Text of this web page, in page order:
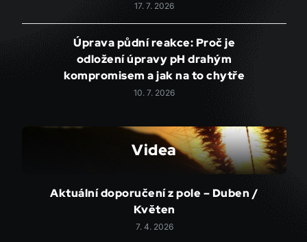
17. 7. 2026
Úprava půdní reakce: Proč je
odložení úpravy pH drahým
kompromisem a jak na to chytře
10. 7. 2026
Videa
Aktuální doporučení z pole – Duben /
Květen
7. 4. 2026